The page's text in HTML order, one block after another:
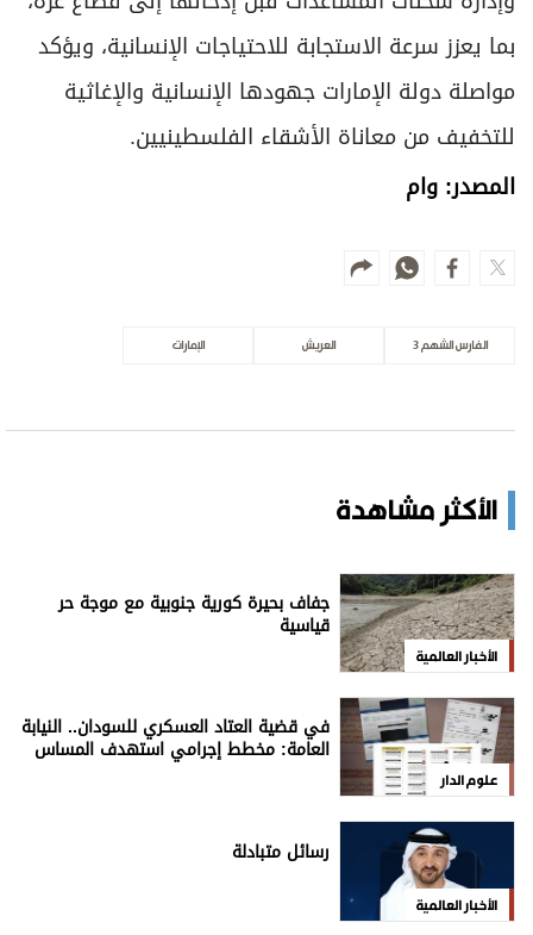
بما يعزز سرعة الاستجابة للاحتياجات الإنسانية، ويؤكد
مواصلة دولة الإمارات جهودها الإنسانية والإغاثية
للتخفيف من معاناة الأشقاء الفلسطينيين.
المصدر: وام
الفارس الشهم 3 العريش الإمارات
الأكثر مشاهدة
الأخبار العالمية
جفاف بحيرة كورية جنوبية مع موجة حر
قياسية
علوم الدار
في قضية العتاد العسكري للسودان.. النيابة
العامة: مخطط إجرامي استهدف المساس
الأخبار العالمية
رسائل متبادلة